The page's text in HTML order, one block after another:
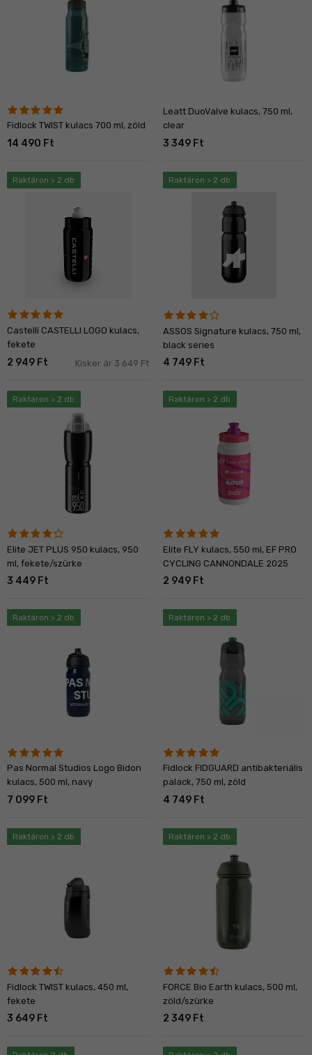
Fidlock TWIST kulacs 700 ml, zöld
14 490 Ft
Leatt DuoValve kulacs, 750 ml,
clear
3 349 Ft
Raktáron > 2 db
Castelli CASTELLI LOGO kulacs,
fekete
2 949 Ft Kisker ár 3 649 Ft
Raktáron > 2 db
ASSOS Signature kulacs, 750 ml,
black series
4 749 Ft
Raktáron > 2 db
Elite JET PLUS 950 kulacs, 950
ml, fekete/szürke
3 449 Ft
Raktáron > 2 db
Elite FLY kulacs, 550 ml, EF PRO
CYCLING CANNONDALE 2025
2 949 Ft
Raktáron > 2 db
Pas Normal Studios Logo Bidon
kulacs, 500 ml, navy
7 099 Ft
Raktáron > 2 db
Fidlock FIDGUARD antibakteriális
palack, 750 ml, zöld
4 749 Ft
Raktáron > 2 db
Fidlock TWIST kulacs, 450 ml,
fekete
3 649 Ft
Raktáron > 2 db
FORCE Bio Earth kulacs, 500 ml,
zöld/szürke
2 349 Ft